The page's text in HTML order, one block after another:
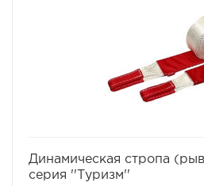
Динамическая стропа
серия ''Туризм''